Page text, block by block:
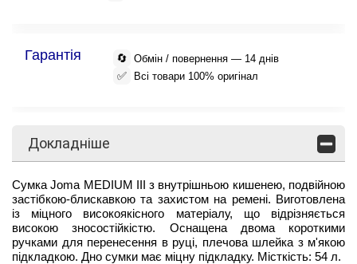
Гарантія 🔄 Обмін / повернення — 14 днів
✅ Всі товари 100% оригінал
Докладніше
Сумка Joma MEDIUM III з внутрішньою кишенею, подвійною
застібкою-блискавкою та захистом на ремені. Виготовлена
із міцного високоякісного матеріалу, що відрізняється
високою зносостійкістю. Оснащена двома короткими
ручками для перенесення в руці, плечова шлейка з м'якою
підкладкою. Дно сумки має міцну підкладку. Місткість: 54 л.